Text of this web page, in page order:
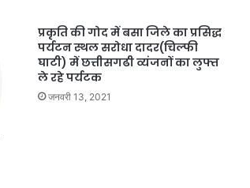
प्रकृति की गोद में बसा जिले का प्रसिद्ध
पर्यटन स्थल सरोधा दादर(चिल्फी
घाटी) में छत्तीसगढी व्यंजनों का लुफ्त
ले रहे पर्यटक
जनवरी 13, 2021